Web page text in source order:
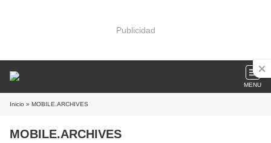
Publicidad
MENU
Inicio » MOBILE.ARCHIVES
MOBILE.ARCHIVES